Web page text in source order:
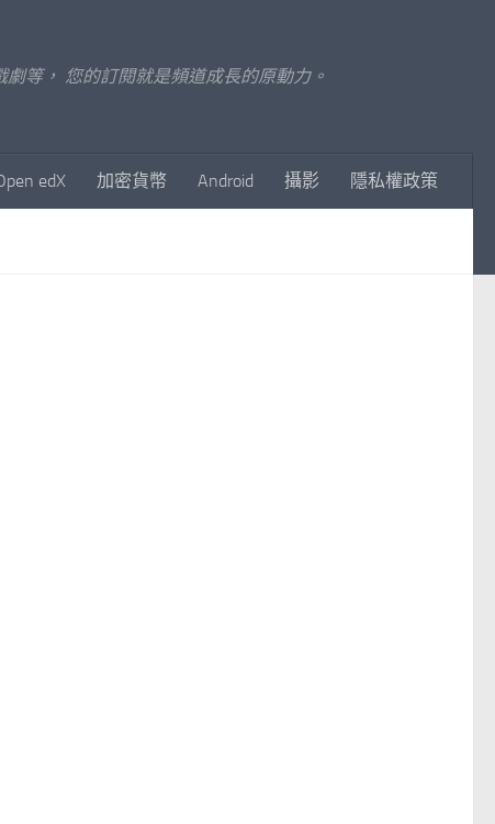
等， 您的訂閱就是頻道成長的原動力。
edX 加密貨幣 Android 攝影 隱私權政策